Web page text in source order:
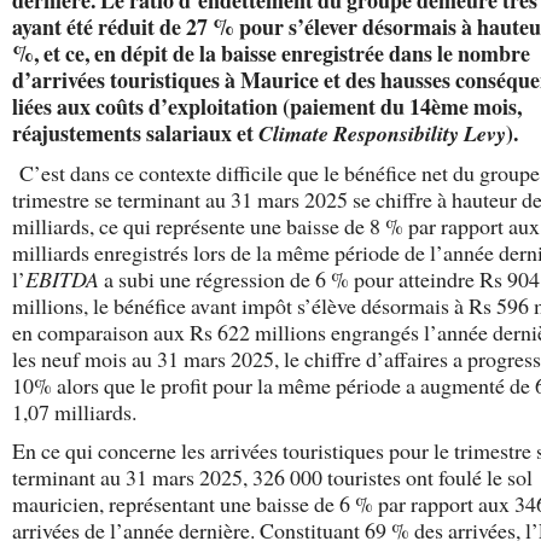
ayant été réduit de 27 % pour s’élever désormais à
%, et ce, en dépit de la baisse enregistrée dans le nombre
d’arrivées touristiques à Maurice et des hausses
liées aux coûts d’exploitation (paiement du 14èmemois,
réajustements salariaux etClimate Responsibility Levy).
C’est dans ce contexte difficile que le bénéfice net du
trimestre se terminant au 31 mars 2025 se chiffre à hauteur
milliards, ce qui représente une baisse de 8 % par rapport
milliards enregistrés lors de la même période de l’année
l’EBITDA a subi une régression de 6 % pour atteindre Rs 904
millions, le bénéfice avant impôt s’élève désormais à Rs
en comparaison aux Rs 622 millions engrangés l’année
les neuf mois au 31 mars 2025, le chiffre d’affaires a
10% alors que le profit pour la même période a augmenté de
1,07 milliards.
En ce qui concerne les arrivées touristiques pour le trimestre
terminant au 31 mars 2025, 326 000 touristes ont foulé le sol
mauricien, représentant une baisse de 6 % par rapport aux
arrivées de l’année dernière. Constituant 69 % des arrivées,